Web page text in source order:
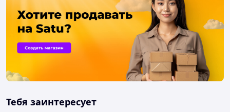
Тебя заинтересует